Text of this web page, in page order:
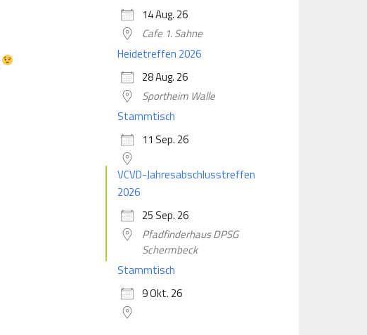
14 Aug. 26
Cafe 1. Sahne
Heidetreffen 2026
28 Aug. 26
Sportheim Walle
Stammtisch
11 Sep. 26
VCVD-Jahresabschlusstreffen
2026
25 Sep. 26
Pfadfinderhaus DPSG
Schermbeck
Stammtisch
9 Okt. 26